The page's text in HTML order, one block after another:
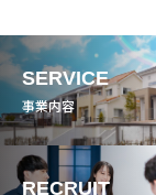
SERVICE
事業内容
RECRUIT